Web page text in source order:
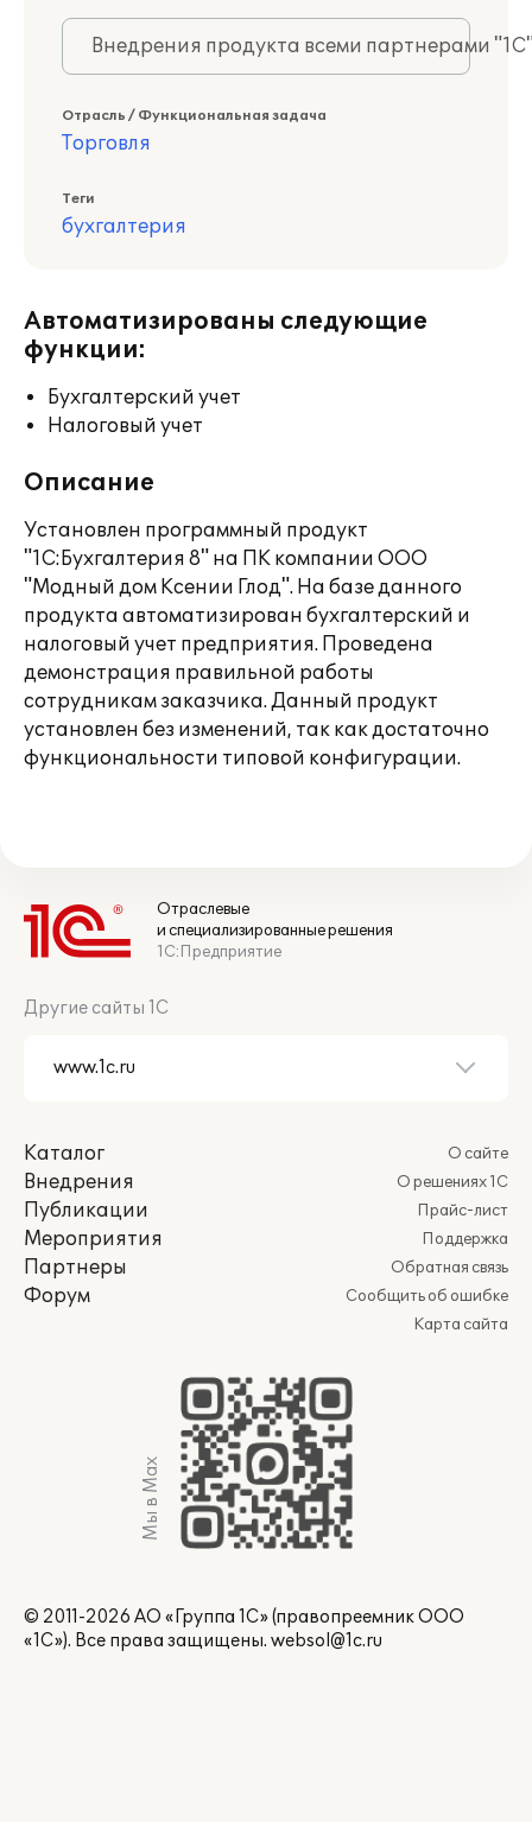
Внедрения продукта всеми партнерами
Отрасль / Функциональная задача
Торговля
Теги
бухгалтерия
Автоматизированы следующие
функции:
Бухгалтерский учет
Налоговый учет
Описание
Установлен программный продукт
"1С:Бухгалтерия 8" на ПК компании ООО
"Модный дом Ксении Глод". На базе данного
продукта автоматизирован бухгалтерский и
налоговый учет предприятия. Проведена
демонстрация правильной работы
сотрудникам заказчика. Данный продукт
установлен без изменений, так как достаточно
функциональности типовой конфигурации.
Отраслевые
и специализированные решения
1С:Предприятие
Другие сайты 1С
Каталог
Внедрения
Публикации
Мероприятия
Партнеры
Форум
О сайте
О решениях 1С
Прайс-лист
Поддержка
Обратная связь
Сообщить об ошибке
Карта сайта
Мы в Max
© 2011-2026 АО «Группа 1С» (правопреемник ООО
«1С»). Все права защищены. websol@1c.ru